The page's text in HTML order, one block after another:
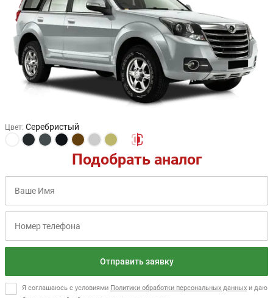
Цвет: Серебристый
Подобрать аналог
Отправить заявку
Я соглашаюсь с условиями Политики обработки персональных данных и даю